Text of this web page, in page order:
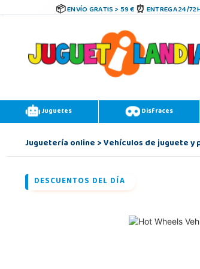
ENVÍO GRATIS > 59 € ENTREGA 24/
Juguetes Disfraces
Juguetería online>Vehículos de juguete
DESCUENTOS DEL DÍA